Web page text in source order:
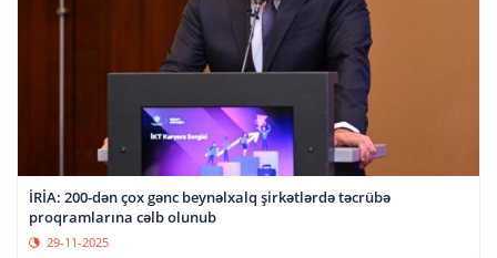
İRİA: 200-dən çox gənc beynəlxalq şirkətlərdə təcrübə
proqramlarına cəlb olunub
29-11-2025